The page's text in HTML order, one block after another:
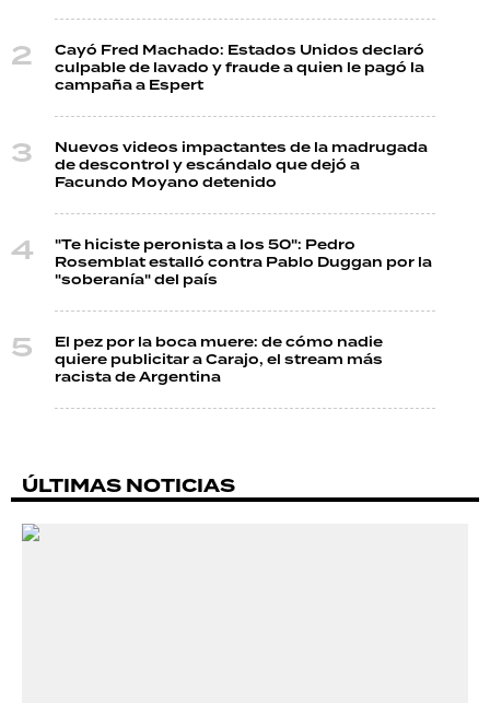
Cayó Fred Machado: Estados Unidos declaró
culpable de lavado y fraude a quien le pagó la
campaña a Espert
Nuevos videos impactantes de la madrugada
de descontrol y escándalo que dejó a
Facundo Moyano detenido
"Te hiciste peronista a los 50": Pedro
Rosemblat estalló contra Pablo Duggan por la
"soberanía" del país
El pez por la boca muere: de cómo nadie
quiere publicitar a Carajo, el stream más
racista de Argentina
ÚLTIMAS NOTICIAS